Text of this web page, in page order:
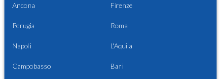
Ancona Firenze
Perugia Roma
Napoli L'Aquila
Campobasso Bari